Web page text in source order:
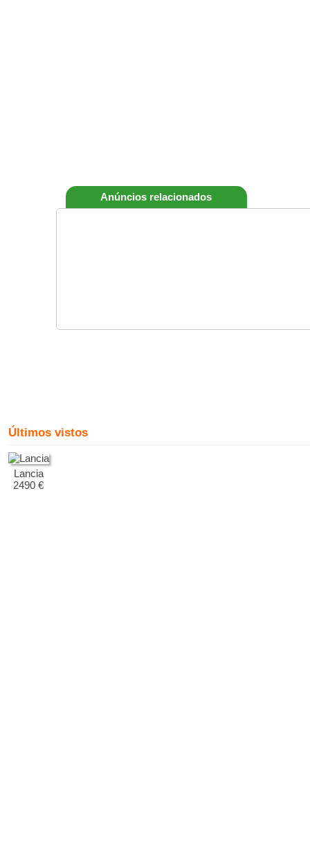
Anúncios relacionados
Últimos vistos
Lancia
2490 €